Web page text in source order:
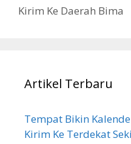
Kirim Ke Daerah Bima
Artikel Terbaru
Tempat Bikin
Kirim Ke Terdekat